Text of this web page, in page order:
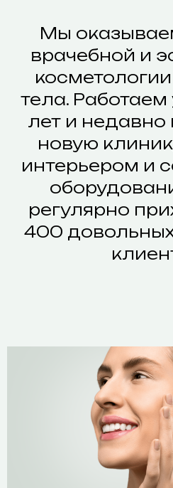
Мы
врачебной и
тела.
лет и недавно
новую
интерьером и
регулярно
400